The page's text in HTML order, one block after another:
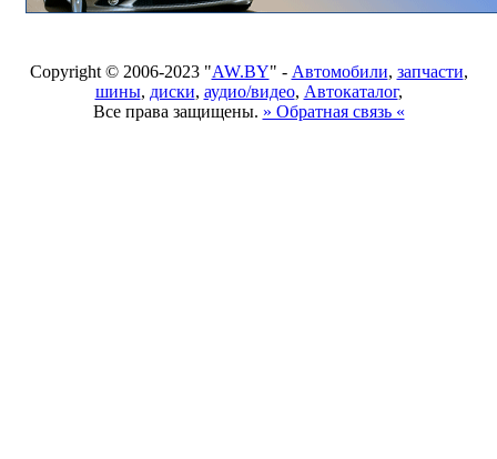
Copyright © 2006-2023 "AW.BY" - Автомобили, запчасти,
шины, диски, аудио/видео, Автокаталог,
Все права защищены. » Обратная связь «